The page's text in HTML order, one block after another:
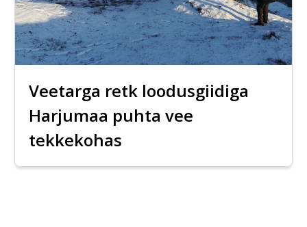
Veetarga retk loodusgiidiga
Harjumaa puhta vee
tekkekohas